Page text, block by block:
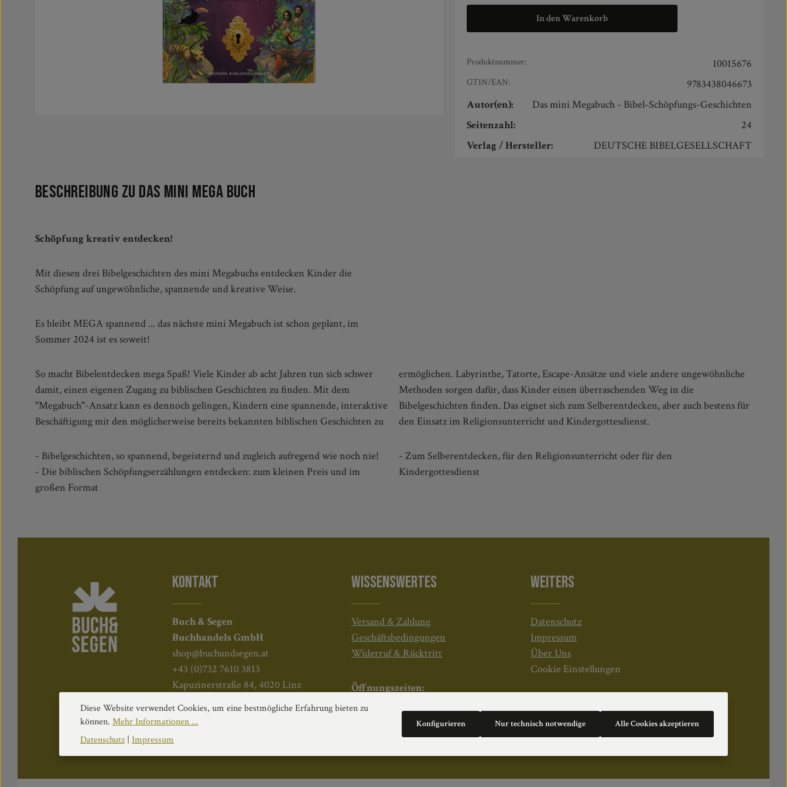
In den Warenkorb
Produktnummer: 10015676
GTIN/EAN:
9783438046673
Autor(en):
Das mini Megabuch - Bibel-Schöpfungs-Geschichten
Seitenzahl:
24
Verlag / Hersteller:
DEUTSCHE BIBELGESELLSCHAFT
Beschreibung zu Das Mini Mega Buch
Schöpfung kreativ entdecken!
Mit diesen drei Bibelgeschichten des mini Megabuchs entdecken Kinder die
Schöpfung auf ungewöhnliche, spannende und kreative Weise.
Es bleibt MEGA spannend ... das nächste mini Megabuch ist schon geplant, im
Sommer 2024 ist es soweit!
So macht Bibelentdecken mega Spaß! Viele Kinder ab acht Jahren tun sich schwer
damit, einen eigenen Zugang zu biblischen Geschichten zu finden. Mit dem
"Megabuch"-Ansatz kann es dennoch gelingen, Kindern eine spannende, interaktive
Beschäftigung mit den möglicherweise bereits bekannten biblischen Geschichten zu
ermöglichen. Labyrinthe, Tatorte, Escape-Ansätze und viele andere ungewöhnliche
Methoden sorgen dafür, dass Kinder einen überraschenden Weg in die
Bibelgeschichten finden. Das eignet sich zum Selberentdecken, aber auch bestens für
den Einsatz im Religionsunterricht und Kindergottesdienst.
- Bibelgeschichten, so spannend, begeisternd und zugleich aufregend wie noch nie!
- Die biblischen Schöpfungserzählungen entdecken: zum kleinen Preis und im
großen Format
- Zum Selberentdecken, für den Religionsunterricht oder für den
Kindergottesdienst
KONTAKT
Buch & Segen
Buchhandels GmbH
shop@buchundsegen.at
+43 (0)732 7610 3813
Kapuzinerstraße 84, 4020 Linz
WISSENSWERTES
Versand & Zahlung
Geschäftsbedingungen
Widerruf & Rücktritt
Öffnungszeiten:
Mo–Do: 08:30–17:00 Uhr
Fr: 08:30–12:30 Uhr
WEITERS
Datenschutz
Impressum
Über Uns
Cookie Einstellungen
Diese Website verwendet Cookies, um eine bestmögliche Erfahrung bieten zu
können.Mehr Informationen ...
Datenschutz|Impressum
Nur technisch notwendige
Konfigurieren Alle Cookies akzeptieren